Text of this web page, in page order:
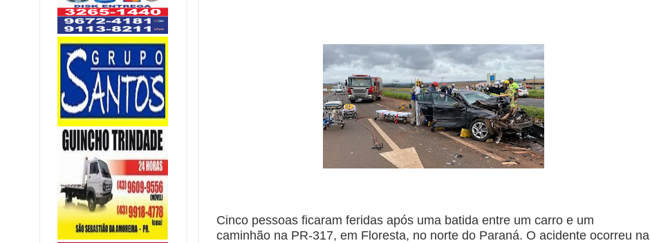
Cinco pessoas ficaram feridas após uma batida entre um carro e um
caminhão na PR-317, em Floresta, no norte do Paraná. O acidente ocorreu na